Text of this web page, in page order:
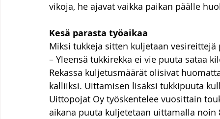
vikoja, he ajavat vaikka paikan päälle
Kesä parasta työaikaa
Miksi tukkeja sitten kuljetaan vesireittejä
– Yleensä tukkirekka ei vie puuta sataa
Rekassa kuljetusmäärät olisivat
kalliiksi. Uittamisen lisäksi tukkipuuta
Uittopojat Oy työskentelee vuosittain
aikana puuta kuljetetaan uittamalla noin